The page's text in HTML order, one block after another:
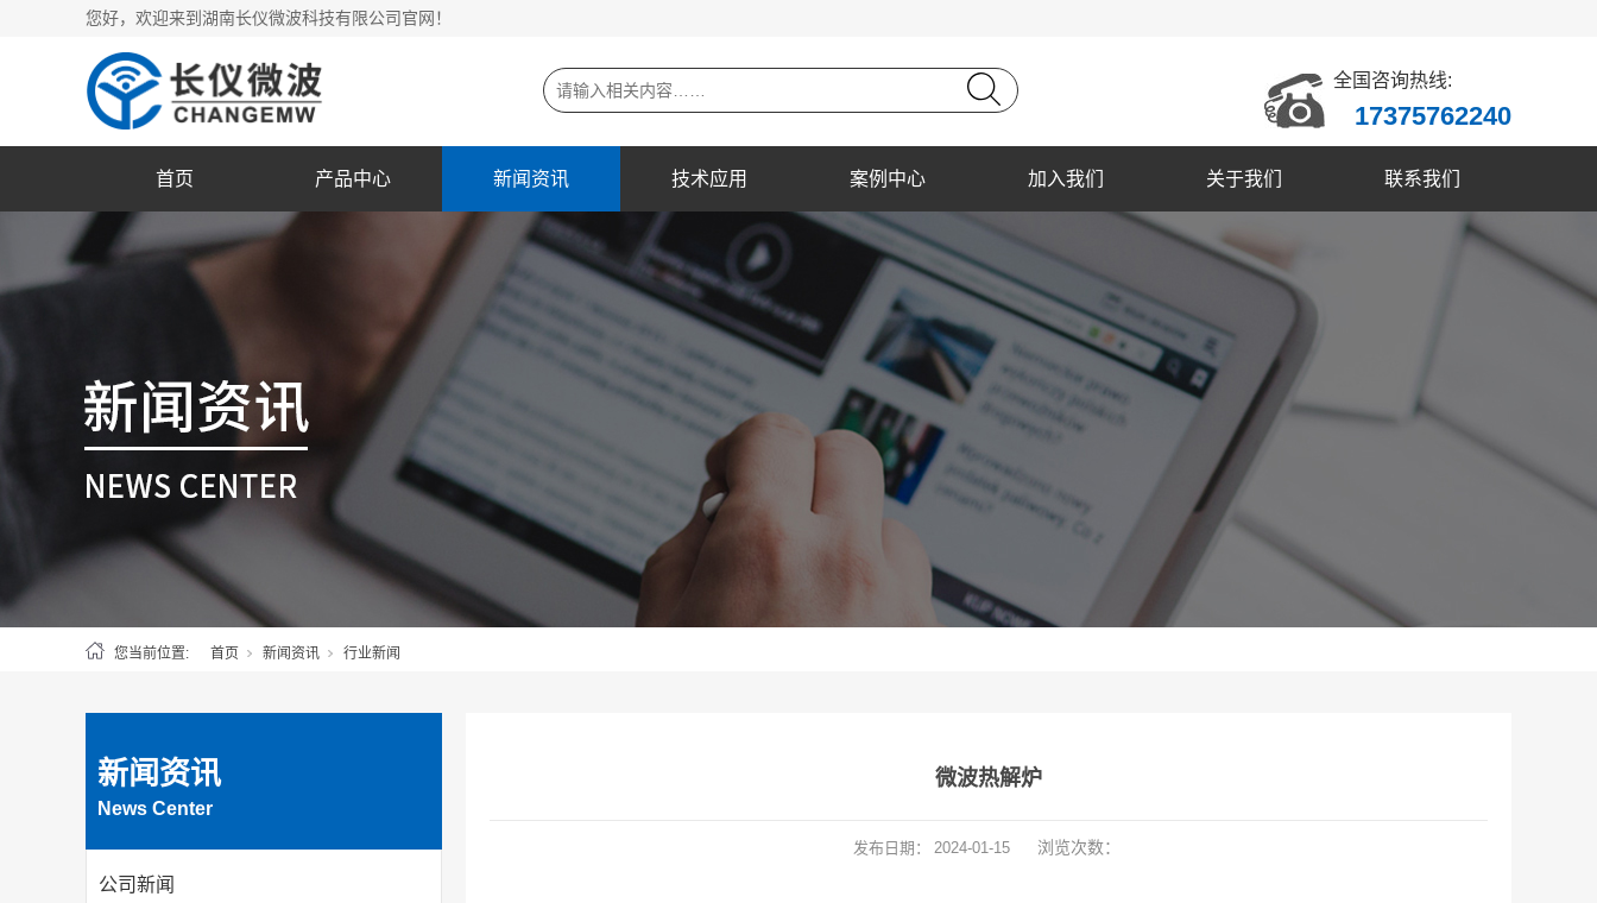
您好，欢迎来到湖南长仪微波科技有限公司官网！
全国咨询热线:
17375762240
首页 产品中心 新闻资讯 技术应用 案例中心 加入我们 关于我们 联系我们
您当前位置: 首页 新闻资讯 行业新闻
新闻资讯
News Center
公司新闻
微波热解炉
发布日期： 2024-01-15 浏览次数：